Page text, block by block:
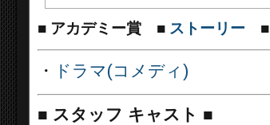
■ アカデミー賞 ■ ストーリー ■
・ ドラマ(コメディ)
■ スタッフ キャスト ■